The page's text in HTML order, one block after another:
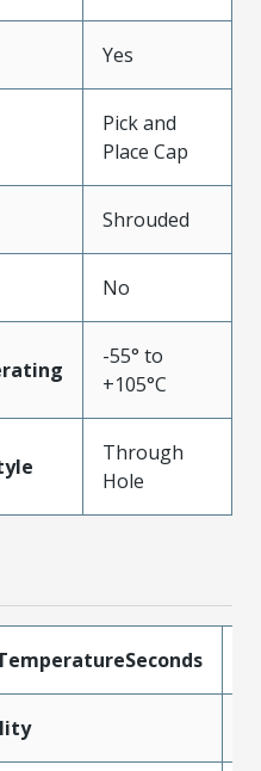
Yes
Pick and
Place Cap
Shrouded
No
-55° to
+105°C
Through
Hole